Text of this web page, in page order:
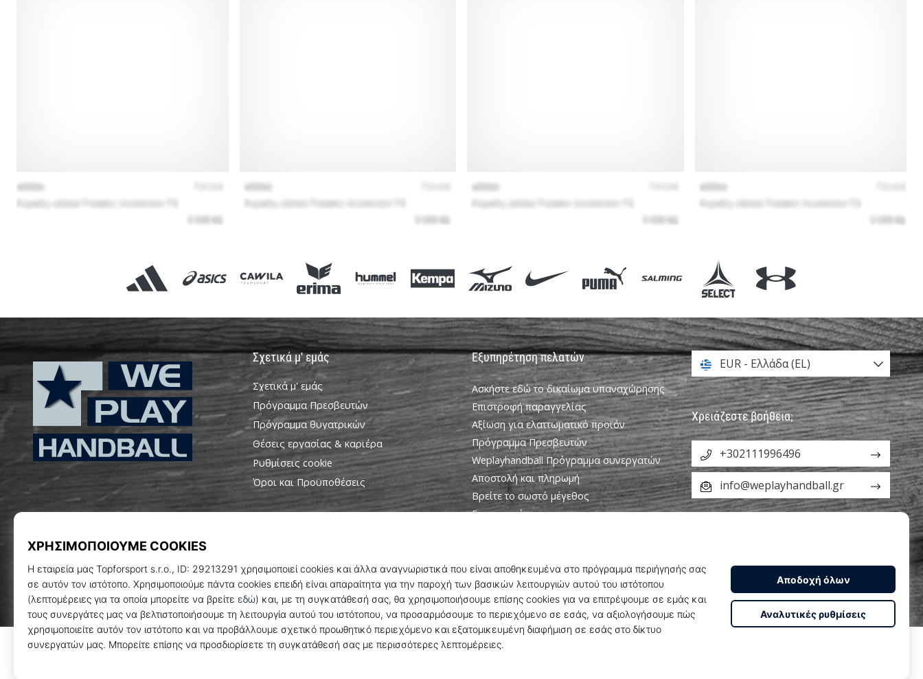
WePlayHandball.gr
Σχετικά μ' εμάς
Σχετικά μ' εμάς
Πρόγραμμα Πρεσβευτών
Πρόγραμμα θυγατρικών
Θέσεις εργασίας & καριέρα
Ρυθμίσεις cookie
Όροι και Προϋποθέσεις
Εξυπηρέτηση πελατών
Ασκήστε εδώ το δικαίωμα υπαναχώρησης
Επιστροφή παραγγελίας
Αξίωση για ελαττωματικό προϊόν
Πρόγραμμα Πρεσβευτών
Weplayhandball Πρόγραμμα συνεργατών
Αποστολή και πληρωμή
Βρείτε το σωστό μέγεθος
Επικοινωνία
EUR - Ελλάδα (EL)
Χρειάζεστε βοήθεια;
+302111996496
info@weplayhandball.gr
© 2010 – 2026 WePlayHandball.gr